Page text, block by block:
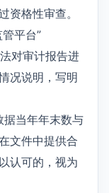
资格性审查。
平台”
对审计报告进
况说明，写明
当年年末数与
文件中提供合
认可的，视为